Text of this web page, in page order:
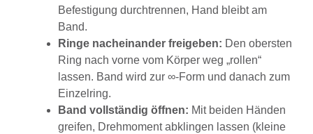
Befestigung durchtrennen, Hand bleibt am
Band.
Ringe nacheinander freigeben: Den obersten
Ring nach vorne vom Körper weg „rollen“
lassen. Band wird zur ∞-Form und danach zum
Einzelring.
Band vollständig öffnen: Mit beiden Händen
greifen, Drehmoment abklingen lassen (kleine